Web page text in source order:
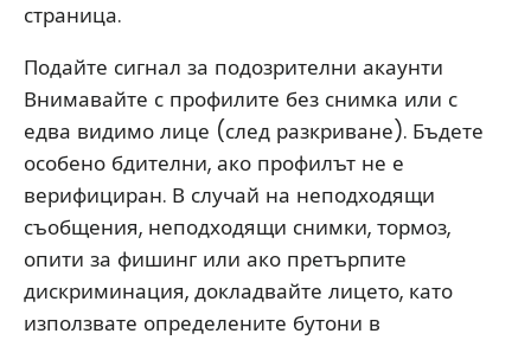
страница.
Подайте сигнал за подозрителни акаунти
Внимавайте с профилите без снимка или с
едва видимо лице (след разкриване). Бъдете
особено бдителни, ако профилът не е
верифициран. В случай на неподходящи
съобщения, неподходящи снимки, тормоз,
опити за фишинг или ако претърпите
дискриминация, докладвайте лицето, като
използвате определените бутони в